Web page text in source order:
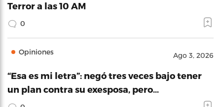
Terror a las 10 AM
0
Opiniones Ago 3, 2026
“Esa es mi letra”: negó tres veces bajo tener
un plan contra su exesposa, pero…